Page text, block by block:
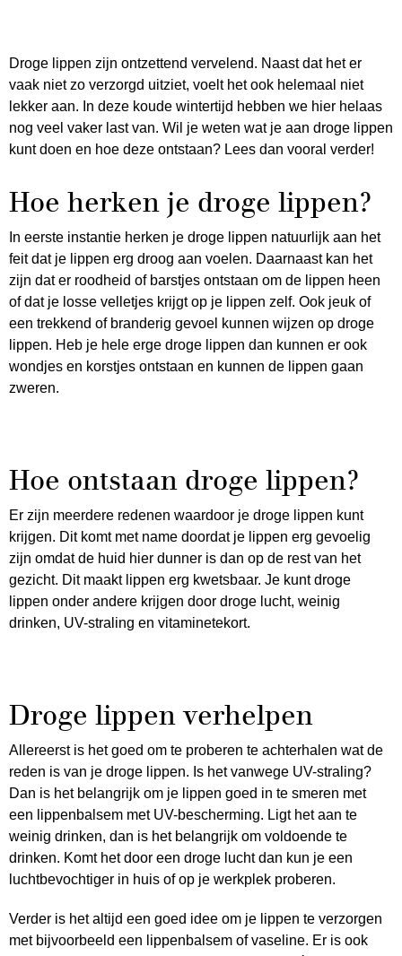
Droge lippen zijn ontzettend vervelend. Naast dat het er
vaak niet zo verzorgd uitziet, voelt het ook helemaal niet
lekker aan. In deze koude wintertijd hebben we hier helaas
nog veel vaker last van. Wil je weten wat je aan droge lippen
kunt doen en hoe deze ontstaan? Lees dan vooral verder!
Hoe herken je droge lippen?
In eerste instantie herken je droge lippen natuurlijk aan het
feit dat je lippen erg droog aan voelen. Daarnaast kan het
zijn dat er roodheid of barstjes ontstaan om de lippen heen
of dat je losse velletjes krijgt op je lippen zelf. Ook jeuk of
een trekkend of branderig gevoel kunnen wijzen op droge
lippen. Heb je hele erge droge lippen dan kunnen er ook
wondjes en korstjes ontstaan en kunnen de lippen gaan
zweren.
Hoe ontstaan droge lippen?
Er zijn meerdere redenen waardoor je droge lippen kunt
krijgen. Dit komt met name doordat je lippen erg gevoelig
zijn omdat de huid hier dunner is dan op de rest van het
gezicht. Dit maakt lippen erg kwetsbaar. Je kunt droge
lippen onder andere krijgen door droge lucht, weinig
drinken, UV-straling en vitaminetekort.
Droge lippen verhelpen
Allereerst is het goed om te proberen te achterhalen wat de
reden is van je droge lippen. Is het vanwege UV-straling?
Dan is het belangrijk om je lippen goed in te smeren met
een lippenbalsem met UV-bescherming. Ligt het aan te
weinig drinken, dan is het belangrijk om voldoende te
drinken. Komt het door een droge lucht dan kun je een
luchtbevochtiger in huis of op je werkplek proberen.
Verder is het altijd een goed idee om je lippen te verzorgen
met bijvoorbeeld een lippenbalsem of vaseline. Er is ook